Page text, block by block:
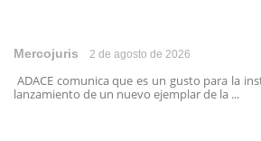
Mercojuris 2 de agosto de 2026
ADACE comunica que es un gusto para la
lanzamiento de un nuevo ejemplar de la ...